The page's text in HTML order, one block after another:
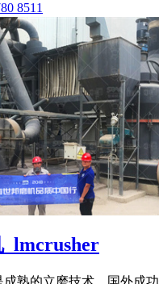
8511
熟的立磨技术、国外成